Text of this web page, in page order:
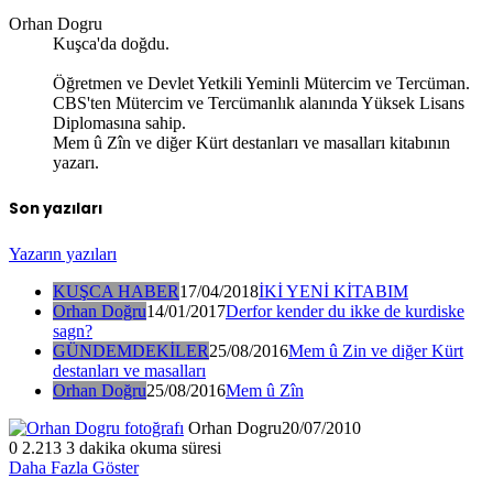
Orhan Dogru
Kuşca'da doğdu.
Öğretmen ve Devlet Yetkili Yeminli Mütercim ve Tercüman.
CBS'ten Mütercim ve Tercümanlık alanında Yüksek Lisans
Diplomasına sahip.
Mem û Zîn ve diğer Kürt destanları ve masalları kitabının
yazarı.
Son yazıları
Yazarın yazıları
KUŞCA HABER17/04/2018İKİ YENİ KİTABIM
Orhan Doğru14/01/2017Derfor kender du ikke de kurdiske
sagn?
GÜNDEMDEKİLER25/08/2016Mem û Zin ve diğer Kürt
destanları ve masalları
Orhan Doğru25/08/2016Mem û Zîn
Orhan Dogru20/07/2010
0 2.213 3 dakika okuma süresi
Daha Fazla Göster